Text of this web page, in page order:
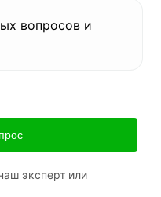
вопросов и
эксперт или